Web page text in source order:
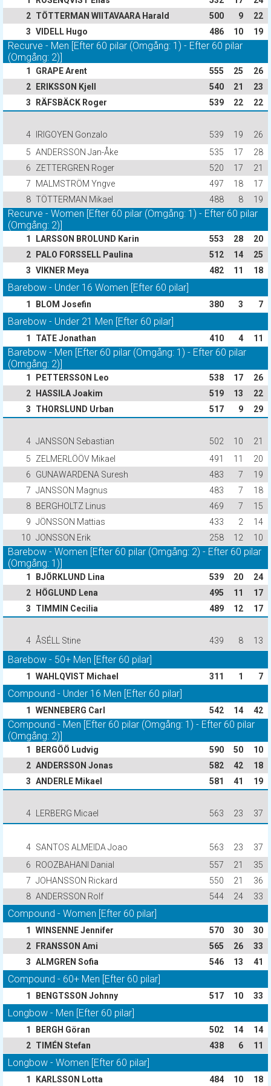
2 TÖTTERMAN WIITAVAARA Harald 500 9
22
3 VIDELL Hugo 486 10 19
Recurve - Men [Efter 60 pilar (Omgång: 1) - Efter 60 pilar
(Omgång: 2)]
1 GRAPE Arent 555 25
26
2
ERIKSSON Kjell 540 21
23
3
RÄFSBÄCK Roger 539 22 22
4 IRIGOYEN Gonzalo 539 19
26
5 ANDERSSON Jan-Åke 535 17
28
6
ZETTERGREN Roger 520 17
21
7
MALMSTRÖM Yngve 497 18
17
8 TÖTTERMAN Mikael 488 8 19
Recurve - Women [Efter 60 pilar (Omgång: 1) - Efter 60 pilar
(Omgång: 2)]
1 LARSSON BROLUND Karin 553 28
20
2
PALO FORSSELL Paulina 512 14
25
3 VIKNER Meya 482 11 18
Barebow - Under 16 Women [Efter 60 pilar]
1 BLOM Josefin 380 3 7
Barebow - Under 21 Men [Efter 60 pilar]
1 TATE Jonathan 410 4 11
Barebow - Men [Efter 60 pilar (Omgång: 1) - Efter 60 pilar
(Omgång: 2)]
1 PETTERSSON Leo 538 17
26
2
HASSILA Joakim 519 13
22
3
THORSLUND Urban 517 9 29
4 JANSSON Sebastian 502 10
21
5
ZELMERLÖÖV Mikael 491 11
20
6
GUNAWARDENA Suresh 483 7
19
7 JANSSON Magnus 483 7
18
8 BERGHOLTZ Linus 469 7
15
9 JÖNSSON Mattias 433 2
14
10 JONSSON Erik 258 12 10
Barebow - Women [Efter 60 pilar (Omgång: 2) - Efter 60 pilar
(Omgång: 1)]
1 BJÖRKLUND Lina 539 20
24
2
HÖGLUND Lena 495 11
17
3
TIMMIN Cecilia 489 12 17
4 ÅSÉLL Stine 439 8 13
Barebow - 50+ Men [Efter 60 pilar]
1 WAHLQVIST Michael 311 1 7
Compound - Under 16 Men [Efter 60 pilar]
1 WENNEBERG Carl 542 14 42
Compound - Men [Efter 60 pilar (Omgång: 1) - Efter 60 pilar
(Omgång: 2)]
1 BERGÖÖ Ludvig 590 50
10
2 ANDERSSON Jonas 582 42
18
3 ANDERLE Mikael 581 41 19
4 LERBERG Micael 563 23 37
4 SANTOS ALMEIDA Joao 563 23
37
6
ROOZBAHANI Danial 557 21
35
7 JOHANSSON Rickard 550 21
36
8 ANDERSSON Rolf 544 24 33
Compound - Women [Efter 60 pilar]
1 WINSENNE Jennifer 570 30
30
2
FRANSSON Ami 565 26
33
3 ALMGREN Sofia 546 13 41
Compound - 60+ Men [Efter 60 pilar]
1 BENGTSSON Johnny 517 10 33
Longbow - Men [Efter 60 pilar]
1 BERGH Göran 502 14
14
2 TIMÉN Stefan 438 6 11
Longbow - Women [Efter 60 pilar]
1 KARLSSON Lotta 484 10 18